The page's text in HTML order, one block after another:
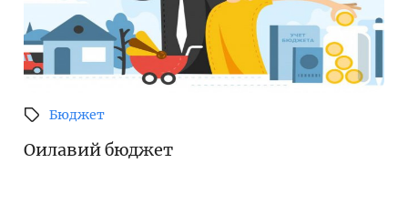
Бюджет
Оилавий бюджет